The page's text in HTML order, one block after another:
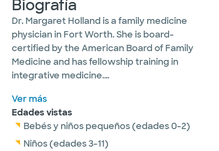
Biografía
Dr. Margaret Holland is a family medicine
physician in Fort Worth. She is board-
certified by the American Board of Family
Medicine and has fellowship training in
integrative medicine.
As a primary care provider, Dr. Holland
provides a full range of services and cares
for patients of all ages. She offers services
including preventive health and wellness
Ver más
Edades vistas
Bebés y niños pequeños (edades 0-2)
Niños (edades 3-11)